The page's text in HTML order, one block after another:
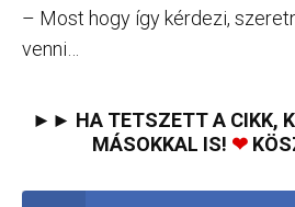
– Most hogy így kérdezi,
venni…
►► HA TETSZETT A CIKK,
MÁSOKKAL IS! ❤